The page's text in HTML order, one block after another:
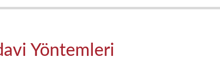
ara...
Yöntemleri